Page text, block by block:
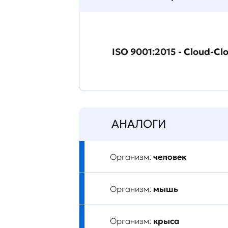
ISO 9001:2015 - Cloud-
АНАЛОГИ
Организм: человек
Организм: мышь
Организм: крыса